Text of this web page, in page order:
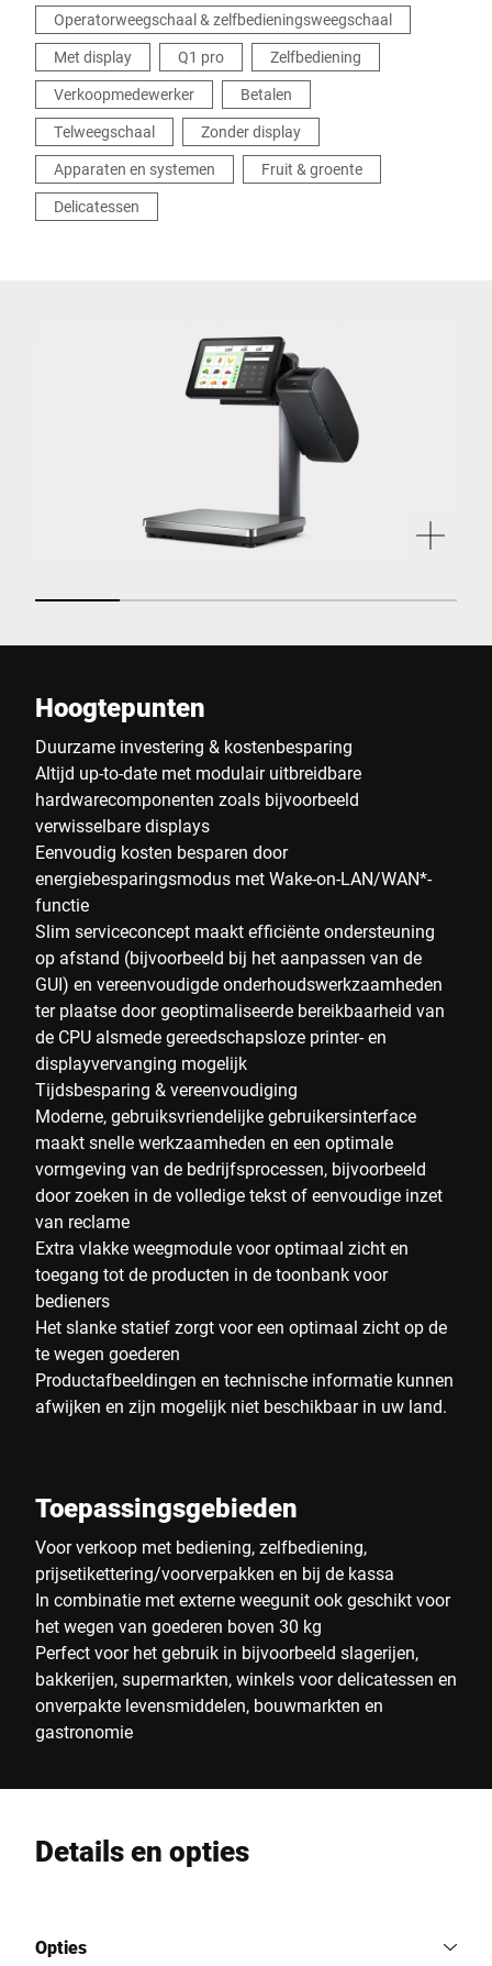
Operatorweegschaal & zelfbedieningsweegschaal
Met display
Q1 pro
Zelfbediening
Verkoopmedewerker
Betalen
Telweegschaal
Zonder display
Apparaten en systemen
Fruit & groente
Delicatessen
Hoogtepunten
Duurzame investering & kostenbesparing
Altijd up-to-date met modulair uitbreidbare
hardwarecomponenten zoals bijvoorbeeld
verwisselbare displays
Eenvoudig kosten besparen door
energiebesparingsmodus met Wake-on-LAN/WAN*-
functie
Slim serviceconcept maakt efficiënte ondersteuning
op afstand (bijvoorbeeld bij het aanpassen van de
GUI) en vereenvoudigde onderhoudswerkzaamheden
ter plaatse door geoptimaliseerde bereikbaarheid van
de CPU alsmede gereedschapsloze printer- en
displayvervanging mogelijk
Tijdsbesparing & vereenvoudiging
Moderne, gebruiksvriendelijke gebruikersinterface
maakt snelle werkzaamheden en een optimale
vormgeving van de bedrijfsprocessen, bijvoorbeeld
door zoeken in de volledige tekst of eenvoudige inzet
van reclame
Extra vlakke weegmodule voor optimaal zicht en
toegang tot de producten in de toonbank voor
bedieners
Het slanke statief zorgt voor een optimaal zicht op de
te wegen goederen
Productafbeeldingen en technische informatie kunnen
afwijken en zijn mogelijk niet beschikbaar in uw land.
Toepassingsgebieden
Voor verkoop met bediening, zelfbediening,
prijsetikettering/voorverpakken en bij de kassa
In combinatie met externe weegunit ook geschikt voor
het wegen van goederen boven 30 kg
Perfect voor het gebruik in bijvoorbeeld slagerijen,
bakkerijen, supermarkten, winkels voor delicatessen en
onverpakte levensmiddelen, bouwmarkten en
gastronomie
Details en opties
Opties